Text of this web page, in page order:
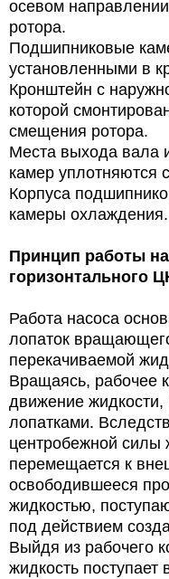
осевом
ротора.
Подшипниковые
установленными в
Кронштейн с
которой
смещения ротора.
Места выхода вала
камер уплотняются
Корпуса
камеры охлаждения.
Принцип работы
горизонтального
Работа насоса
лопаток
перекачиваемой
Вращаясь, рабочее
движение
лопатками.
центробежной силы
перемещается к
освободившееся
жидкостью,
под действием
Выйдя из рабочего
жидкость